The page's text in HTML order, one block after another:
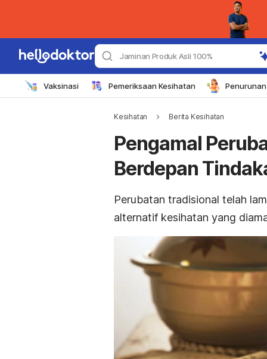
Jaminan Produk Asli 100%
Vaksinasi Pemeriksaan Kesihatan
Kesihatan Berita Kesihatan
Pengamal
Berdepan
Perubatan tradisional telah
alternatif kesihatan yang